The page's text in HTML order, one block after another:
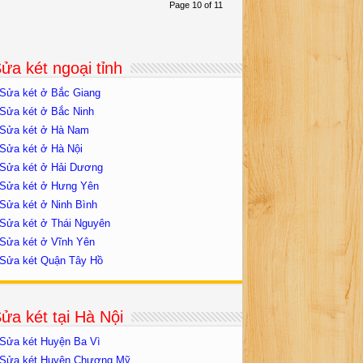
Page 10 of 11
két ngoại tỉnh
Sửa két ở Bắc Giang
Sửa két ở Bắc Ninh
Sửa két ở Hà Nam
Sửa két ở Hà Nội
Sửa két ở Hải Dương
Sửa két ở Hưng Yên
Sửa két ở Ninh Bình
Sửa két ở Thái Nguyên
Sửa két ở Vĩnh Yên
Sửa két Quận Tây Hồ
két tại Hà Nội
Sửa két Huyện Ba Vì
Sửa két Huyện Chương Mỹ